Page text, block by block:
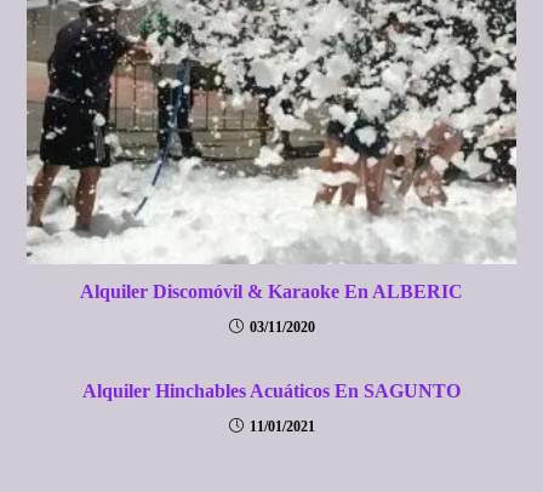
Alquiler Discomóvil & Karaoke En ALBERIC
03/11/2020
Alquiler Hinchables Acuáticos En SAGUNTO
11/01/2021